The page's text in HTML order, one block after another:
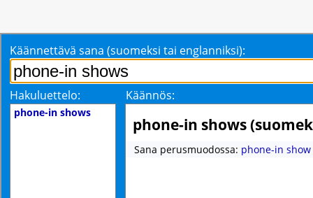
Käännettävä sana (suomeksi tai englanniksi):
Hakuluettelo: Käännös:
phone-in shows
phone-in shows
Sana perusmuodossa: phone-in show